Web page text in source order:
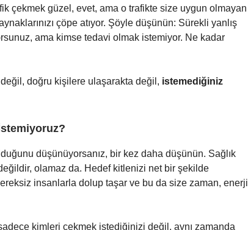
çekmek güzel, evet, ama o trafikte size uygun olmayan
çöpe atıyor. Şöyle düşünün: Sürekli yanlış
ama kimse tedavi olmak istemiyor. Ne kadar
doğru kişilere ulaşarakta değil, istemediğiniz
düşünüyorsanız, bir kez daha düşünün. Sağlık
olamaz da. Hedef kitlenizi net bir şekilde
insanlarla dolup taşar ve bu da size zaman, enerji
kimleri çekmek istediğinizi değil, aynı zamanda